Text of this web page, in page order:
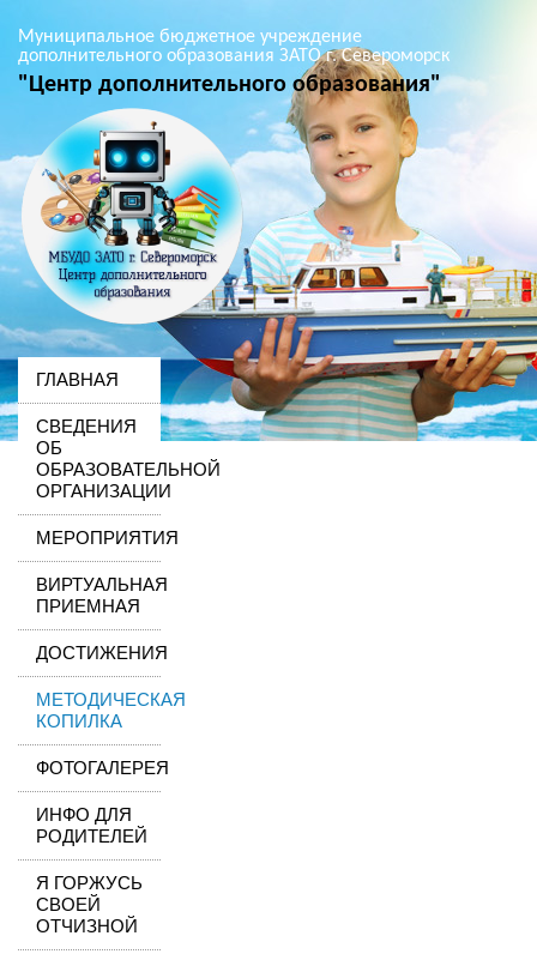
Муниципальное бюджетное учреждение
дополнительного образования ЗАТО г. Североморск
"Центр дополнительного образования"
ГЛАВНАЯ
СВЕДЕНИЯ
ОБ
ОБРАЗОВАТЕЛЬНОЙ
ОРГАНИЗАЦИИ
МЕРОПРИЯТИЯ
ВИРТУАЛЬНАЯ
ПРИЕМНАЯ
ДОСТИЖЕНИЯ
МЕТОДИЧЕСКАЯ
КОПИЛКА
ФОТОГАЛЕРЕЯ
ИНФО ДЛЯ
РОДИТЕЛЕЙ
Я ГОРЖУСЬ
СВОЕЙ
ОТЧИЗНОЙ